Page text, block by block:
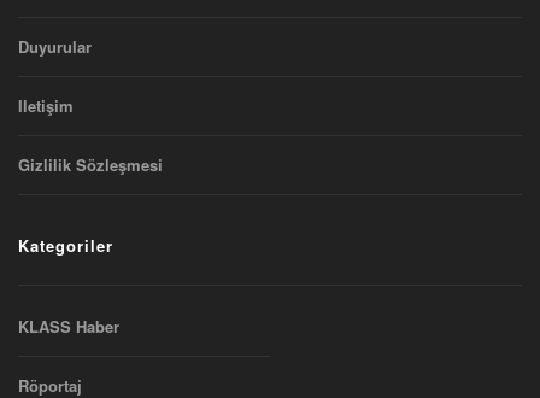
Duyurular
Iletişim
Gizlilik Sözleşmesi
Kategoriler
KLASS Haber
Röportaj